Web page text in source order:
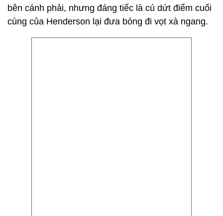
bên cánh phải, nhưng đáng tiếc là cú dứt điểm cuối
cùng của Henderson lại đưa bóng đi vọt xà ngang.